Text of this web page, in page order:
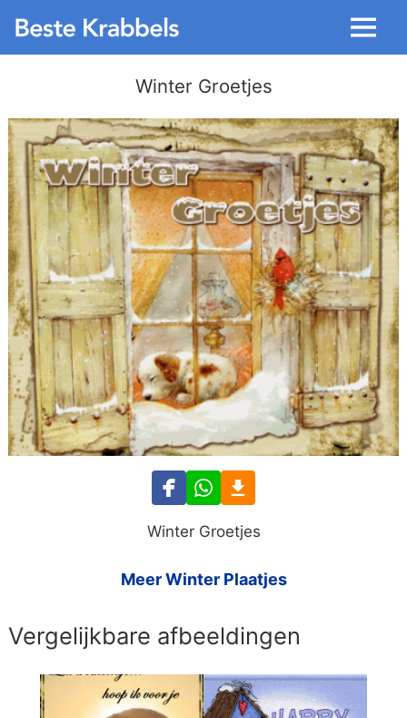
Menu
Winter Groetjes
Winter Groetjes
Meer Winter Plaatjes
Vergelijkbare afbeeldingen